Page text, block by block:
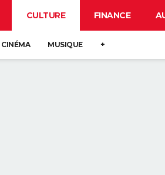
CULTURE FINANCE
CINÉMA MUSIQUE +